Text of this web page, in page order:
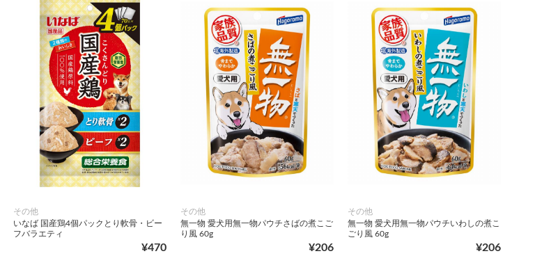
その他
いなば 国産鶏4個パックとり軟骨・ビー
フバラエティ
¥470
その他
無一物 愛犬用無一物パウチさばの煮こご
り風 60g
¥206
その他
無一物 愛犬用無一物パウチいわしの煮こ
ごり風 60g
¥206